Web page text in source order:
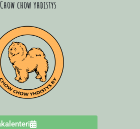
Chow chow yhdistys